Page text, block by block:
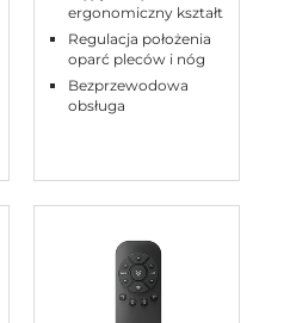
ergonomiczny kształt
Regulacja położenia
oparć pleców i nóg
Bezprzewodowa
obsługa